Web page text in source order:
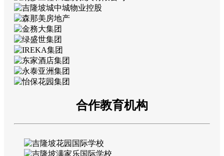
合作教育机构